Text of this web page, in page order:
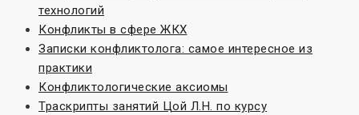
технологий
Конфликты в сфере ЖКХ
Записки конфликтолога: самое интересное из
практики
Конфликтологические аксиомы
Траскрипты занятий Цой Л.Н. по курсу